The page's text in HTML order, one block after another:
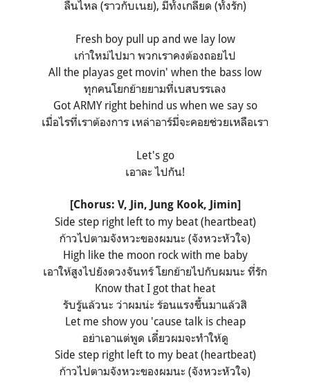
ลื่นไหล (ราวกับเนย), มีทั้งเกลียด (ทั้งรัก)
Fresh boy pull up and we lay low
เก่าใหม่ไปมา พวกเราคงต้องถอยไป
All the playas get movin' when the bass low
ทุกคนโยกย้ายยามที่เบสบรรเลง
Got ARMY right behind us when we say so
เมื่อไรที่เราต้องการ เหล่าอาร์มี่จะคอยช่วยเหลือเรา
Let's go
เอาละ ไปกัน!
[Chorus: V, Jin, Jung Kook, Jimin]
Side step right left to my beat (heartbeat)
ก้าวไปตามจังหวะของผมนะ (จังหวะหัวใจ)
High like the moon rock with me baby
เอาให้สูงไปยังดวงจันทร์ โยกย้ายไปกับผมนะ ที่รัก
Know that I got that heat
รับรู้แล้วนะ ว่าผมน่ะ ร้อนแรงขึ้นมาแล้วสิ
Let me show you 'cause talk is cheap
อย่าเอาแต่พูด เดี๋ยวผมจะทำให้ดู
Side step right left to my beat (heartbeat)
ก้าวไปตามจังหวะของผมนะ (จังหวะหัวใจ)